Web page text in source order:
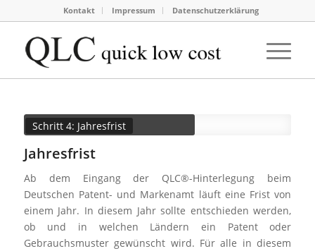
Kontakt Impressum Datenschutzerklärung
Schritt 4: Jahresfrist
Jahresfrist
Ab dem Eingang der QLC®-Hinterlegung beim
Deutschen Patent- und Markenamt läuft eine Frist von
einem Jahr. In diesem Jahr sollte entschieden werden,
ob und in welchen Ländern ein Patent oder
Gebrauchsmuster gewünscht wird. Für alle in diesem